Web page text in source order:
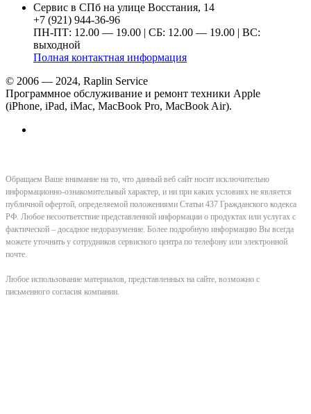
Сервис в СПб на улице Восстания, 14
+7 (921) 944-36-96
ПН-ПТ: 12.00 — 19.00 | СБ: 12.00 — 19.00 | ВС:
выходной
Полная контактная информация
© 2006 — 2024, Raplin Service
Программное обслуживание и ремонт техники Apple
(iPhone, iPad, iMac, MacBook Pro, MacBook Air).
Обращаем Ваше внимание на то, что данный веб сайт носит исключительно
информационно-ознакомительный характер, и ни при каких условиях не является
публичной офертой, определяемой положениями Статьи 437 Гражданского кодекса
РФ. Любое несоответствие представленной информации о продуктах или услугах с
фактической – досадное недоразумение. Более подробную информацию Вы всегда
можете уточнить у сотрудников сервисного центра по телефону или электронной
почте.
Любое использование материалов, представленных на сайте, возможно с
письменного согласия компании.